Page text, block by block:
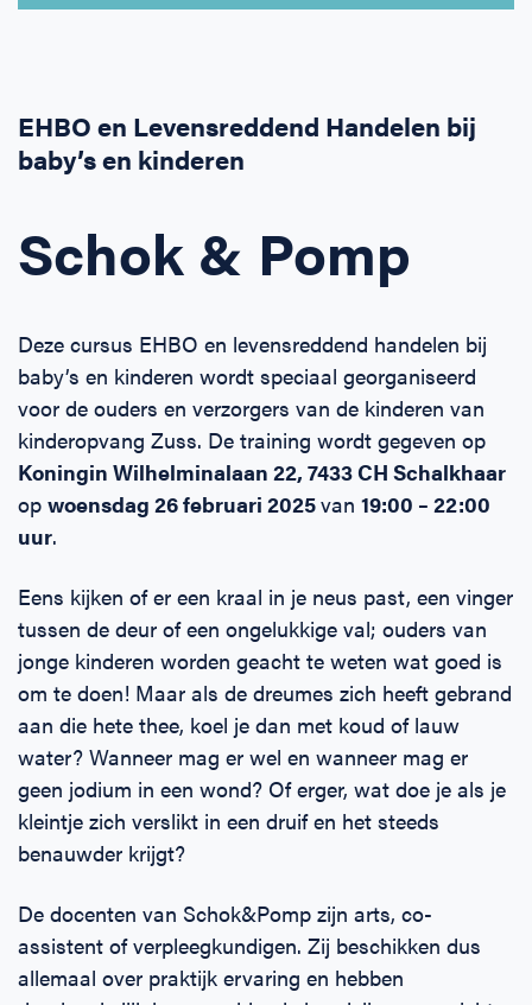
BHV voor Primair Onderwijs
BHV voor Voortgezet Onderwijs
EHBO voor Sportclubs
Levensreddend handelen voor iedereen
Werken bij Schok & Pomp
Zakelijk veelgestelde vragen
Offerte aanvragen
Inloggen
Incompany offerte
EHBO en Levensreddend Handelen bij
baby’s en kinderen
Schok & Pomp
Deze cursus EHBO en levensreddend handelen bij
baby’s en kinderen wordt speciaal georganiseerd
voor de ouders en verzorgers van de kinderen van
kinderopvang Zuss. De training wordt gegeven op
Koningin Wilhelminalaan 22, 7433 CH Schalkhaar
op woensdag 26 februari 2025van 19:00 – 22:00
uur.
Eens kijken of er een kraal in je neus past, een vinger
tussen de deur of een ongelukkige val; ouders van
jonge kinderen worden geacht te weten wat goed is
om te doen! Maar als de dreumes zich heeft gebrand
aan die hete thee, koel je dan met koud of lauw
water? Wanneer mag er wel en wanneer mag er
geen jodium in een wond? Of erger, wat doe je als je
kleintje zich verslikt in een druif en het steeds
benauwder krijgt?
De docenten van Schok&Pomp zijn arts, co-
assistent of verpleegkundigen. Zij beschikken dus
allemaal over praktijk ervaring en hebben